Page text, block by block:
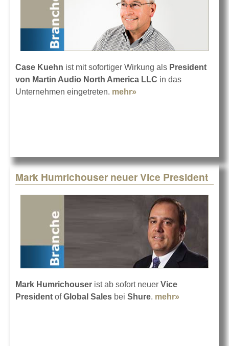
Case Kuehn ist mit sofortiger Wirkung als President
von Martin Audio North America LLC in das
Unternehmen eingetreten. mehr»
Mark Humrichouser neuer Vice President
Mark Humrichouser ist ab sofort neuer Vice
President ofGlobal Sales bei Shure. mehr»